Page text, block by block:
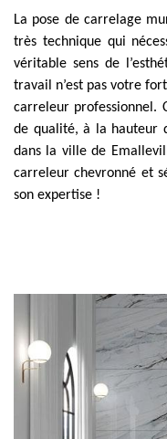
La pose de carrelage
très technique qui
véritable sens de
travail n’est pas votre
carreleur professionnel.
de qualité, à la hauteur
dans la ville de
carreleur chevronné et
son expertise !